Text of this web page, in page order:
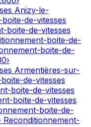
Anizy-le-
de-vitesses
boite-de-vitesses
boite-de-
boite-de-
›
Armentières-sur-
de-vitesses
boite-de-vitesses
boite-de-vitesses
boite-de-
Reconditionnement-